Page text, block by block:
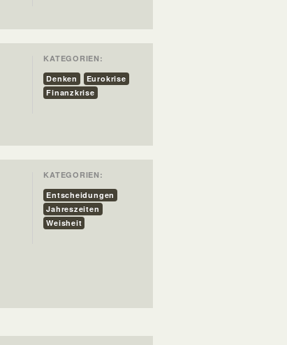
KATEGORIEN:
Denken
Eurokrise
Finanzkrise
KATEGORIEN:
Entscheidungen
Jahreszeiten
Weisheit